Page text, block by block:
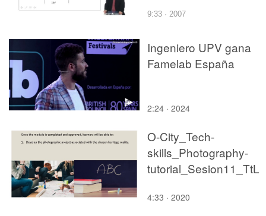
9:33 · 2007
Ingeniero UPV gana
Famelab España
2:24 · 2024
O-City_Tech-
skills_Photography-
tutorial_Sesion11_TtL
4:33 · 2020